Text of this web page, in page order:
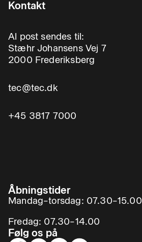
Kontakt
Al post sendes til:
Stæhr Johansens Vej 7
2000 Frederiksberg
tec@tec.dk
+45 3817 7000
Åbningstider
Mandag–torsdag: 07.30–15.00
Fredag: 07.30–14.00
Følg os på